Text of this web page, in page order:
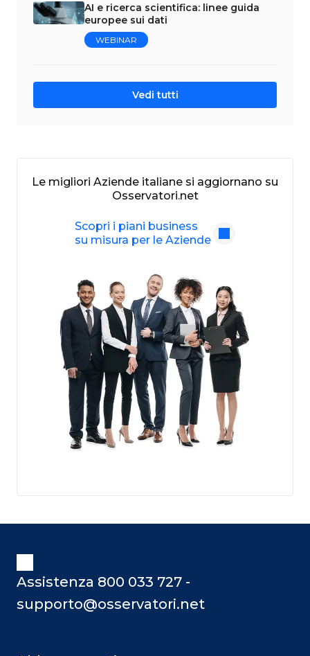
AI e ricerca scientifica: linee guida
europee sui dati
WEBINAR
Vedi tutti
Le migliori Aziende italiane si aggiornano su
Osservatori.net
Scopri i piani business
su misura per le Aziende
Assistenza 800 033 727 -
supporto@osservatori.net